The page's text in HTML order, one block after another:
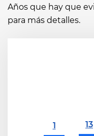
Años que hay que
para más detalles.